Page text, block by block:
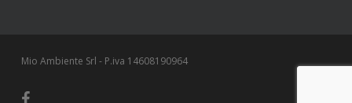
Mio Ambiente Srl - P.iva 14608190964
facebook